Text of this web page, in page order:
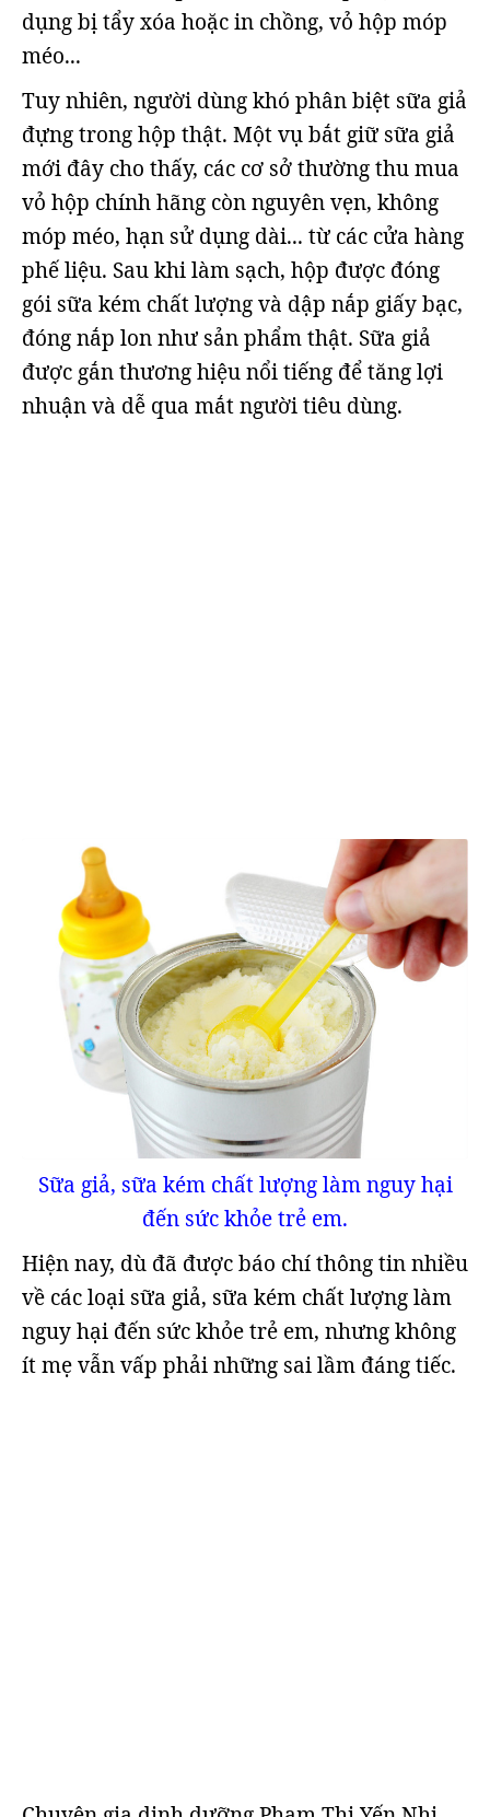
dụng bị tẩy xóa hoặc in chồng, vỏ hộp móp
méo...
Tuy nhiên, người dùng khó phân biệt sữa giả
đựng trong hộp thật. Một vụ bắt giữ sữa giả
mới đây cho thấy, các cơ sở thường thu mua
vỏ hộp chính hãng còn nguyên vẹn, không
móp méo, hạn sử dụng dài... từ các cửa hàng
phế liệu. Sau khi làm sạch, hộp được đóng
gói sữa kém chất lượng và dập nắp giấy bạc,
đóng nắp lon như sản phẩm thật. Sữa giả
được gắn thương hiệu nổi tiếng để tăng lợi
nhuận và dễ qua mắt người tiêu dùng.
Sữa giả, sữa kém chất lượng làm nguy hại
đến sức khỏe trẻ em.
Hiện nay, dù đã được báo chí thông tin nhiều
về các loại sữa giả, sữa kém chất lượng làm
nguy hại đến sức khỏe trẻ em, nhưng không
ít mẹ vẫn vấp phải những sai lầm đáng tiếc.